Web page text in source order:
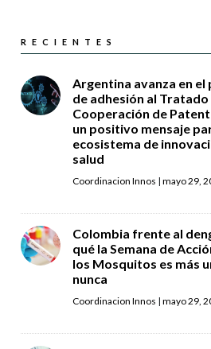
RECIENTES
Argentina avanza en el
de adhesión al Tratado
Cooperación de
un positivo mensaje
ecosistema de
salud
Coordinacion Innos | mayo 29,
Colombia frente al
qué la Semana de
los Mosquitos es más
nunca
Coordinacion Innos | mayo 29,